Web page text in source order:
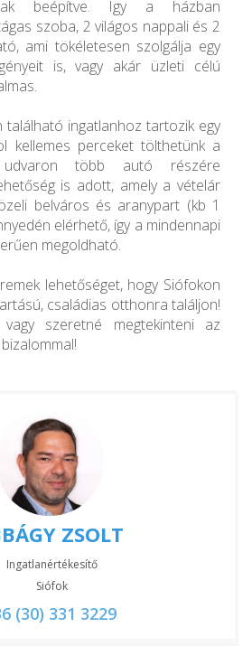
beépítve. Így a házban
szoba, 2 világos nappali és 2
ami tökéletesen szolgálja egy
is, vagy akár üzleti célú
található ingatlanhoz tartozik egy
kellemes perceket tölthetünk a
több autó részére
is adott, amely a vételár
belváros és aranypart (kb 1
elérhető, így a mindennapi
megoldható.
lehetőséget, hogy Siófokon
családias otthonra találjon!
szeretné megtekinteni az
ZSOLT
Ingatlanértékesítő
Siófok
(30) 331 3229